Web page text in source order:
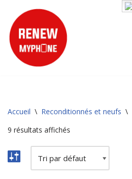
Aller
au
contenu
Accueil \ Reconditionnés et neufs \
9 résultats affichés